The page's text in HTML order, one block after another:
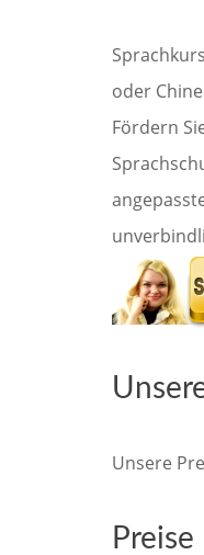
oder
Fördern
Unsere